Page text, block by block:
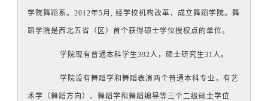
学院舞蹈系。2012年5月, 经学校机构改革，成立舞蹈学院。舞
蹈学院是西北五省（区）首个获得硕士学位授权点的单位。
学院现有普通本科学生392人，硕士研究生31人。
学院设有舞蹈学和舞蹈表演两个普通本科专业，有艺
术学（舞蹈方向）、舞蹈学和舞蹈编导等三个二级硕士学位